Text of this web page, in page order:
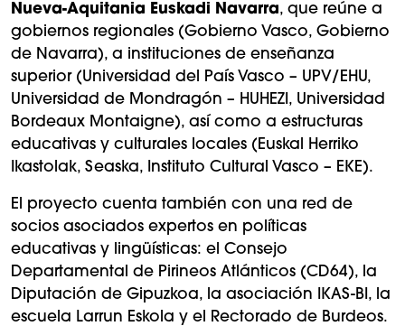
Nueva-Aquitania Euskadi Navarra, que reúne a
gobiernos regionales (Gobierno Vasco, Gobierno
de Navarra), a instituciones de enseñanza
superior (Universidad del País Vasco – UPV/EHU,
Universidad de Mondragón – HUHEZI, Universidad
Bordeaux Montaigne), así como a estructuras
educativas y culturales locales (Euskal Herriko
Ikastolak, Seaska, Instituto Cultural Vasco – EKE).
El proyecto cuenta también con una red de
socios asociados expertos en políticas
educativas y lingüísticas: el Consejo
Departamental de Pirineos Atlánticos (CD64), la
Diputación de Gipuzkoa, la asociación IKAS-BI, la
escuela Larrun Eskola y el Rectorado de Burdeos.